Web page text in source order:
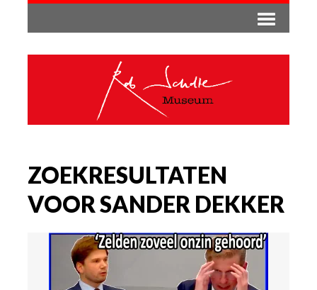
ZOEKRESULTATEN
VOOR SANDER DEKKER